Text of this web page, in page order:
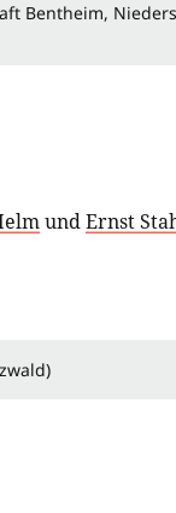
Bentheim,
undErnst